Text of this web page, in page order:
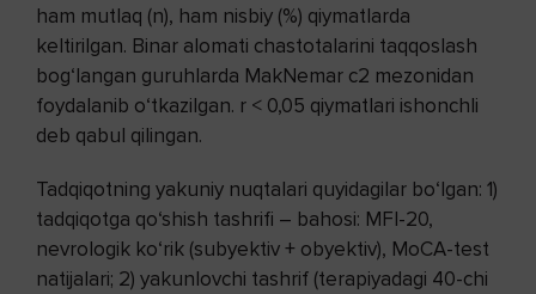
ham mutlaq (n), ham nisbiy (%) qiymatlarda
keltirilgan. Binar alomati chastotalarini taqqoslash
bog‘langan guruhlarda MakNemar c2 mezonidan
foydalanib o‘tkazilgan. r < 0,05 qiymatlari ishonchli
deb qabul qilingan.
Tadqiqotning yakuniy nuqtalari quyidagilar bo‘lgan: 1)
tadqiqotga qo‘shish tashrifi – bahosi: MFI-20,
nevrologik ko‘rik (subyektiv + obyektiv), MoCA-test
natijalari; 2) yakunlovchi tashrif (terapiyadagi 40-chi